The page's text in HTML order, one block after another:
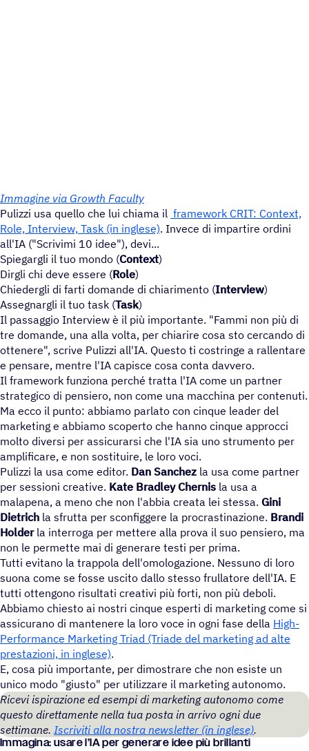
Imma­gine via Growth Faculty
Pulizzi usa quello che lui chiama il framework CRIT: Context,
Role, Interview, Task (in inglese). Invece di impartire ordini
all'IA ("Scrivimi 10 idee"), devi...
Spiegargli il tuo mondo (Context)
Dirgli chi deve essere (Role)
Chiedergli di farti domande di chiarimento (Interview)
Assegnargli il tuo task (Task)
Il passaggio Interview è il più importante. "Fammi non più di
tre domande, una alla volta, per chiarire cosa sto cercando di
ottenere", scrive Pulizzi all'IA. Questo ti costringe a rallentare
e pensare, mentre l'IA capisce cosa conta davvero.
Il framework funziona perché tratta l'IA come un partner
strategico di pensiero, non come una macchina per contenuti.
Ma ecco il punto: abbiamo parlato con cinque leader del
marketing e abbiamo scoperto che hanno cinque approcci
molto diversi per assicurarsi che l'IA sia uno strumento per
amplificare, e non sostituire, le loro voci.
Pulizzi la usa come editor. Dan Sanchez la usa come partner
per sessioni creative. Kate Bradley Chernis la usa a
malapena, a meno che non l'abbia creata lei stessa. Gini
Dietrich la sfrutta per sconfiggere la procrastinazione. Brandi
Holderla interroga per mettere alla prova il suo pensiero, ma
non le permette mai di generare testi per prima.
Tutti evitano la trappola dell'omologazione. Nessuno di loro
suona come se fosse uscito dallo stesso frullatore dell'IA. E
tutti ottengono risultati creativi più forti, non più deboli.
Abbiamo chiesto ai nostri cinque esperti di marketing come si
assicurano di mantenere la loro voce in ogni fase della High-
Performance Marketing Triad (Triade del marketing ad alte
prestazioni, in inglese).
E, cosa più importante, per dimostrare che non esiste un
unico modo "giusto" per utilizzare il marketing autonomo.
Ricevi ispirazione ed esempi di marketing autonomo come
questo direttamente nella tua posta in arrivo ogni due
settimane. Iscriviti alla nostra newsletter (in inglese).
Imma­gina: usare l’IA per gene­rare idee più brillanti